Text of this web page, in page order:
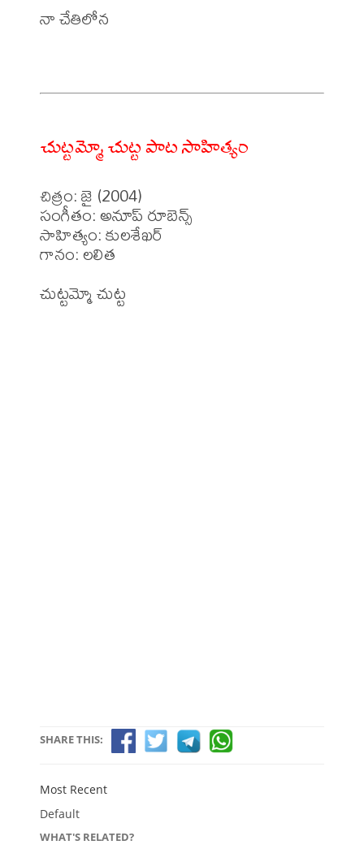
నా చేతిలోన
చుట్టమ్మో చుట్ట పాట సాహిత్యం
చిత్రం: జై (2004)
సంగీతం: అనూప్ రూబెన్స్
సాహిత్యం: కులశేఖర్
గానం: లలిత
చుట్టమ్మో చుట్ట
SHARE THIS:
Most Recent
Default
WHAT'S RELATED?